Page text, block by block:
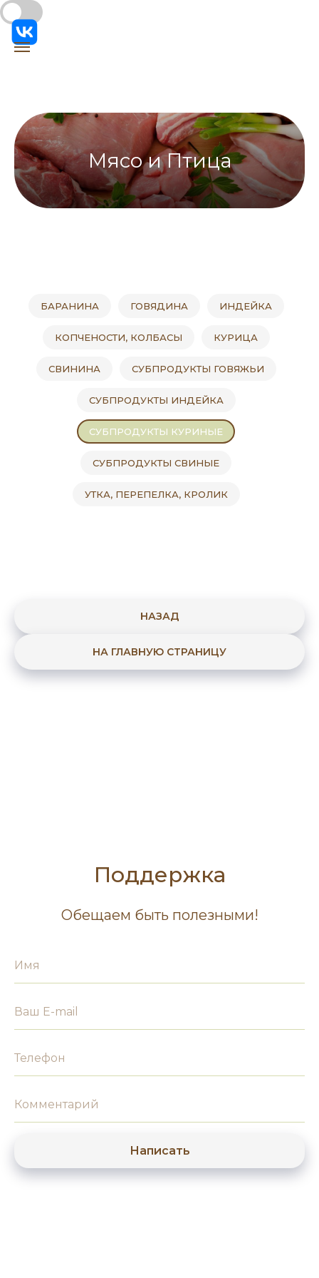
Мясо и Птица
БАРАНИНА ГОВЯДИНА ИНДЕЙКА
КОПЧЕНОСТИ, КОЛБАСЫ КУРИЦА
СВИНИНА СУБПРОДУКТЫ ГОВЯЖЬИ
СУБПРОДУКТЫ ИНДЕЙКА
СУБПРОДУКТЫ КУРИНЫЕ
СУБПРОДУКТЫ СВИНЫЕ
УТКА, ПЕРЕПЕЛКА, КРОЛИК
НАЗАД
НА ГЛАВНУЮ СТРАНИЦУ
Поддержка
Обещаем быть полезными!
Имя
Ваш E-mail
Телефон
Комментарий
Написать